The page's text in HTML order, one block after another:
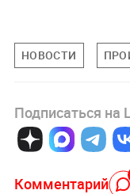
НОВОСТИ
Подписаться на
Комментарий